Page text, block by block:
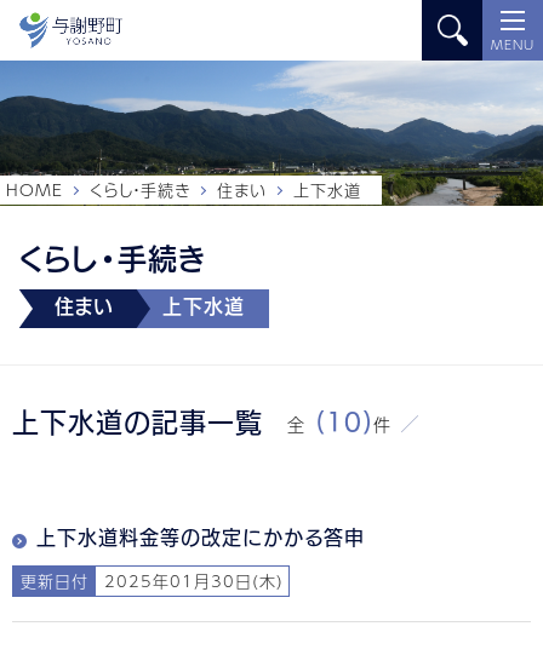
MENU
くらし・手続き
住まい 上下水道
HOME くらし・手続き 住まい 上下水道
上下水道の記事一覧 全 (10)件
上下水道料金等の改定にかかる答申
更新日付 2025年01月30日(木)